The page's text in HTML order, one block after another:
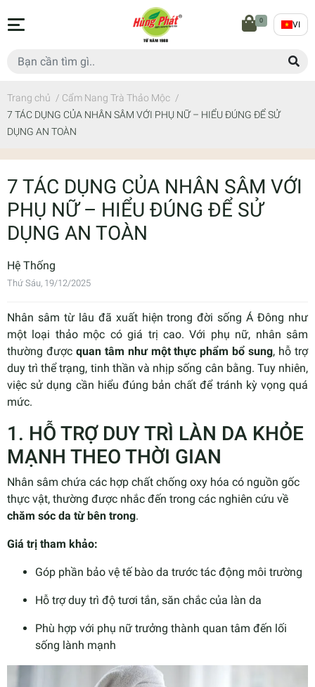
0 VI
Trang chủ / Cẩm Nang Trà Thảo Mộc /
7 TÁC DỤNG CỦA NHÂN SÂM VỚI PHỤ NỮ – HIỂU ĐÚNG ĐỂ SỬ
DỤNG AN TOÀN
7 TÁC DỤNG CỦA NHÂN SÂM VỚI
PHỤ NỮ – HIỂU ĐÚNG ĐỂ SỬ
DỤNG AN TOÀN
Hệ Thống
Thứ Sáu, 19/12/2025
Nhân sâm từ lâu đã xuất hiện trong đời sống Á Đông như
một loại thảo mộc có giá trị cao. Với phụ nữ, nhân sâm
thường được quan tâm như một thực phẩm bổ sung, hỗ trợ
duy trì thể trạng, tinh thần và nhịp sống cân bằng. Tuy nhiên,
việc sử dụng cần hiểu đúng bản chất để tránh kỳ vọng quá
mức.
1. HỖ TRỢ DUY TRÌ LÀN DA KHỎE
MẠNH THEO THỜI GIAN
Nhân sâm chứa các hợp chất chống oxy hóa có nguồn gốc
thực vật, thường được nhắc đến trong các nghiên cứu về
chăm sóc da từ bên trong.
Giá trị tham khảo:
Góp phần bảo vệ tế bào da trước tác động môi trường
Hỗ trợ duy trì độ tươi tắn, săn chắc của làn da
Phù hợp với phụ nữ trưởng thành quan tâm đến lối
sống lành mạnh